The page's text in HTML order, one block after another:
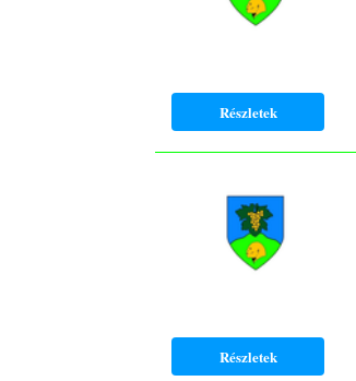
Részletek
Részletek